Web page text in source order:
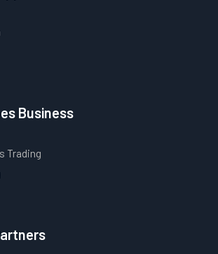
Business
Trading